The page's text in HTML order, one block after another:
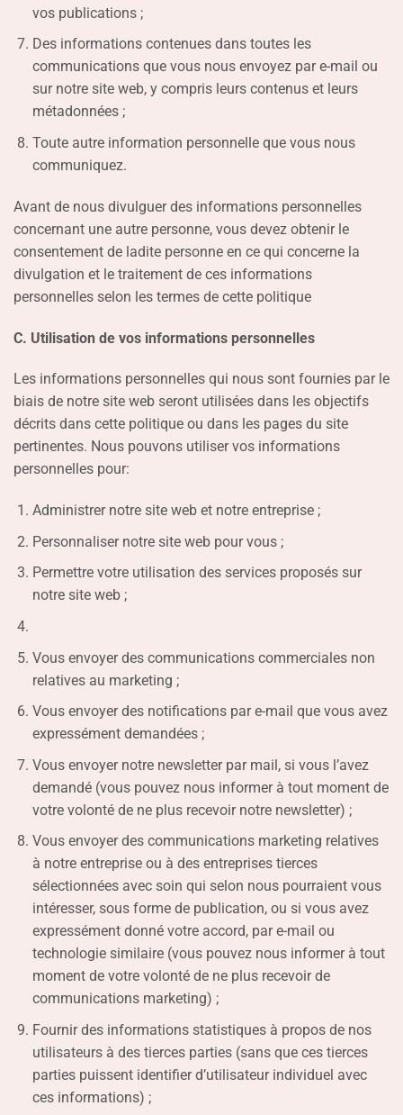
vos publications ;
Des informations contenues dans toutes les
communications que vous nous envoyez par e-mail ou
sur notre site web, y compris leurs contenus et leurs
métadonnées ;
Toute autre information personnelle que vous nous
communiquez.
Avant de nous divulguer des informations personnelles
concernant une autre personne, vous devez obtenir le
consentement de ladite personne en ce qui concerne la
divulgation et le traitement de ces informations
personnelles selon les termes de cette politique
C. Utilisation de vos informations personnelles
Les informations personnelles qui nous sont fournies par le
biais de notre site web seront utilisées dans les objectifs
décrits dans cette politique ou dans les pages du site
pertinentes. Nous pouvons utiliser vos informations
personnelles pour:
Administrer notre site web et notre entreprise ;
Personnaliser notre site web pour vous ;
Permettre votre utilisation des services proposés sur
notre site web ;
Vous envoyer des communications commerciales non
relatives au marketing ;
Vous envoyer des notifications par e-mail que vous avez
expressément demandées ;
Vous envoyer notre newsletter par mail, si vous l’avez
demandé (vous pouvez nous informer à tout moment de
votre volonté de ne plus recevoir notre newsletter) ;
Vous envoyer des communications marketing relatives
à notre entreprise ou à des entreprises tierces
sélectionnées avec soin qui selon nous pourraient vous
intéresser, sous forme de publication, ou si vous avez
expressément donné votre accord, par e-mail ou
technologie similaire (vous pouvez nous informer à tout
moment de votre volonté de ne plus recevoir de
communications marketing) ;
Fournir des informations statistiques à propos de nos
utilisateurs à des tierces parties (sans que ces tierces
parties puissent identifier d’utilisateur individuel avec
ces informations) ;